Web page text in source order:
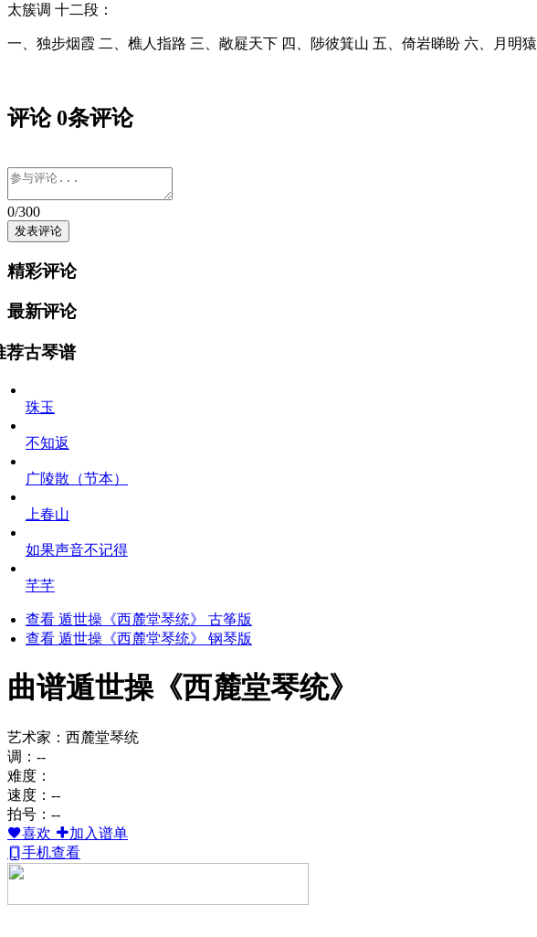
太簇调 十二段：
一、独步烟霞 二、樵人指路 三、敞屣天下 四、陟彼箕山 五、倚岩睇盼 六、月明
评论 0条评论
0/300
精彩评论
最新评论
荐古琴谱
珠玉
不知返
广陵散（节本）
上春山
如果声音不记得
芊芊
查看 遁世操《西麓堂琴统》 古筝版
查看 遁世操《西麓堂琴统》 钢琴版
曲谱遁世操《西麓堂琴统》
艺术家：西麓堂琴统
调：--
难度：
速度：--
拍号：--
喜欢
加入谱单
手机查看